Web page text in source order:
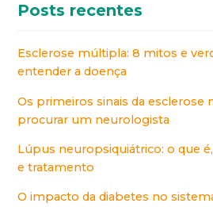
Posts recentes
Esclerose múltipla: 8 mitos e
entender a doença
Os primeiros sinais da esclerose
procurar um neurologista
Lúpus neuropsiquiátrico: o que
e tratamento
O impacto da diabetes no